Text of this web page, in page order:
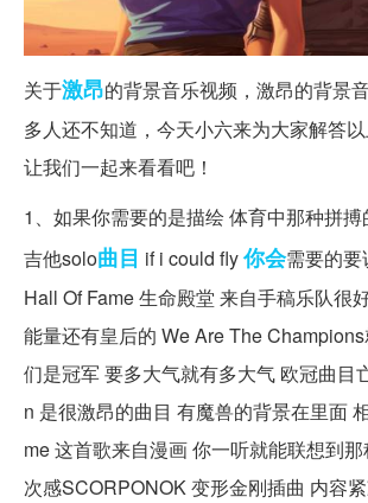
关于激昂的背景音乐视频，激昂的背景
多人还不知道，今天小六来为大家解答
让我们一起来看看吧！
1、如果你需要的是描绘 体育中那种拼
吉他solo曲目 if i could fly你会需要的要
Hall Of Fame 生命殿堂 来自手稿乐队很
能量还有皇后的 We Are The
们是冠军 要多大气就有多大气 欧冠曲目
n 是很激昂的曲目 有魔兽的背景在里面
me 这首歌来自漫画 你一听就能联想到
次感SCORPONOK 变形金刚插曲 内容